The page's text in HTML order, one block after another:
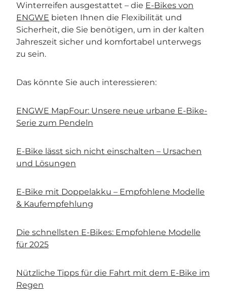
Winterreifen ausgestattet – die E-Bikes von
ENGWE bieten Ihnen die Flexibilität und
Sicherheit, die Sie benötigen, um in der kalten
Jahreszeit sicher und komfortabel unterwegs
zu sein.
Das könnte Sie auch interessieren:
ENGWE MapFour: Unsere neue urbane E-Bike-
Serie zum Pendeln
E-Bike lässt sich nicht einschalten – Ursachen
und Lösungen
E-Bike mit Doppelakku – Empfohlene Modelle
& Kaufempfehlung
Die schnellsten E-Bikes: Empfohlene Modelle
für 2025
Nützliche Tipps für die Fahrt mit dem E-Bike im
Regen